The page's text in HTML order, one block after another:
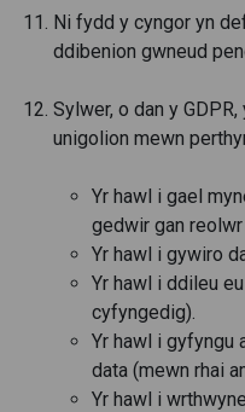
Ni fydd y cyngor yn
ddibenion gwneud
Sylwer, o dan y
unigolion mewn
Yr hawl i gael
gedwir gan reolwr
Yr hawl i gywiro
Yr hawl i ddileu
cyfyngedig).
Yr hawl i gyfyngu
data (mewn rhai
Yr hawl i